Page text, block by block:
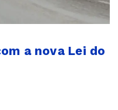
a nova Lei do